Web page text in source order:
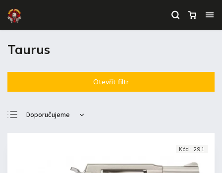
Taurus
Otevřít filtr
Doporučujeme
Kód: 291